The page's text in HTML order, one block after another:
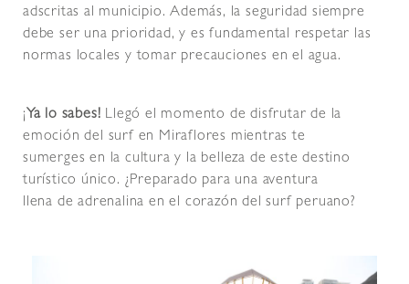
adscritas al municipio. Además, la seguridad siempre
debe ser una prioridad, y es fundamental respetar las
normas locales y tomar precauciones en el agua.
¡ Ya lo sabes! Llegó el momento de disfrutar de la
emoción del surf en Miraflores mientras te
sumerges en la cultura y la belleza de este destino
turístico único. ¿Preparado para una aventura
llena de adrenalina en el corazón del surf peruano?